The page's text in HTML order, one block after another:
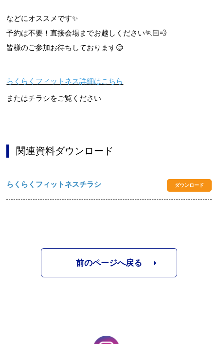
などにオススメです✨
予約は不要！直接会場までお越しください🏃🏻💨
皆様のご参加お待ちしております😊
らくらくフィットネス詳細はこちら
またはチラシをご覧ください
関連資料ダウンロード
らくらくフィットネスチラシ ダウンロード
前のページへ戻る